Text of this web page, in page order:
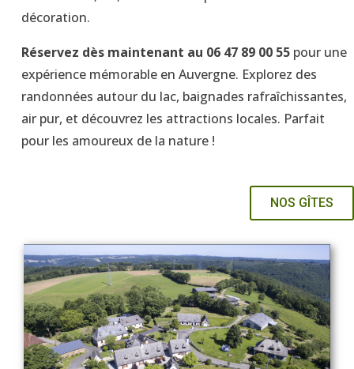
décoration.
Réservez dès maintenant au 06 47 89 00 55 pour une
expérience mémorable en Auvergne. Explorez des
randonnées autour du lac, baignades rafraîchissantes,
air pur, et découvrez les attractions locales. Parfait
pour les amoureux de la nature !
NOS GÎTES